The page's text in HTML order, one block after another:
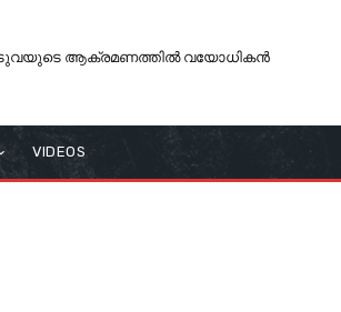
ആക്രമണത്തിൽ വയോധികൻ
VIDEOS